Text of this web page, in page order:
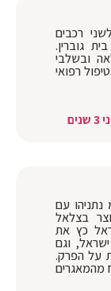
רכבים
בית גוברין.
ובשלבי
רפואי
עם
בצלאל
כץ את
וגם
על הפרק.
מהמאגרים